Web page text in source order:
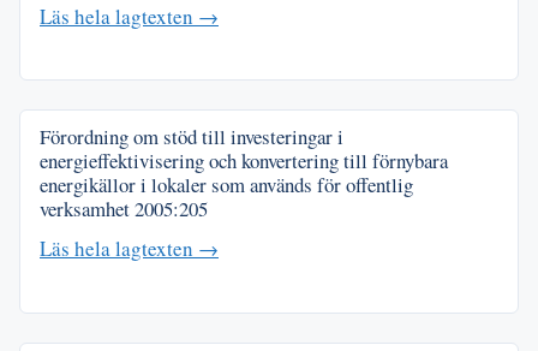
Läs hela lagtexten →
Förordning om stöd till investeringar i
energieffektivisering och konvertering till förnybara
energikällor i lokaler som används för offentlig
verksamhet2005:205
Läs hela lagtexten →